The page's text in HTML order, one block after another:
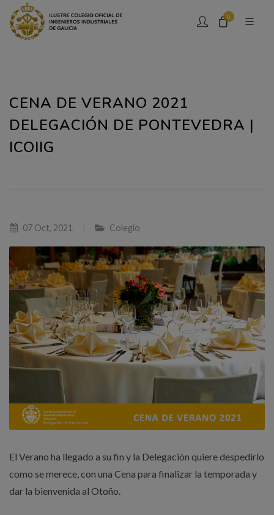
0
CENA DE VERANO 2021
DELEGACIÓN DE PONTEVEDRA |
ICOIIG
07 Oct, 2021 Colegio
El Verano ha llegado a su fin y la Delegación quiere despedirlo
como se merece, con una Cena para finalizar la temporada y
dar la bienvenida al Otoño.